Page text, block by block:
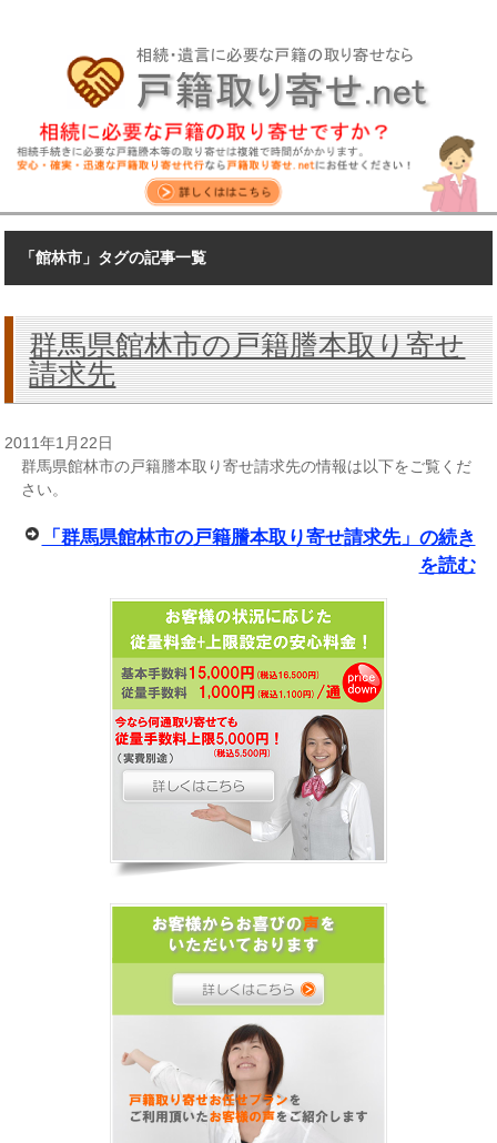
「館林市」タグの記事一覧
群馬県館林市の戸籍謄本取り寄せ
請求先
2011年1月22日
群馬県館林市の戸籍謄本取り寄せ請求先の情報は以下をご覧くだ
さい。
「群馬県館林市の戸籍謄本取り寄せ請求先」の続き
を読む